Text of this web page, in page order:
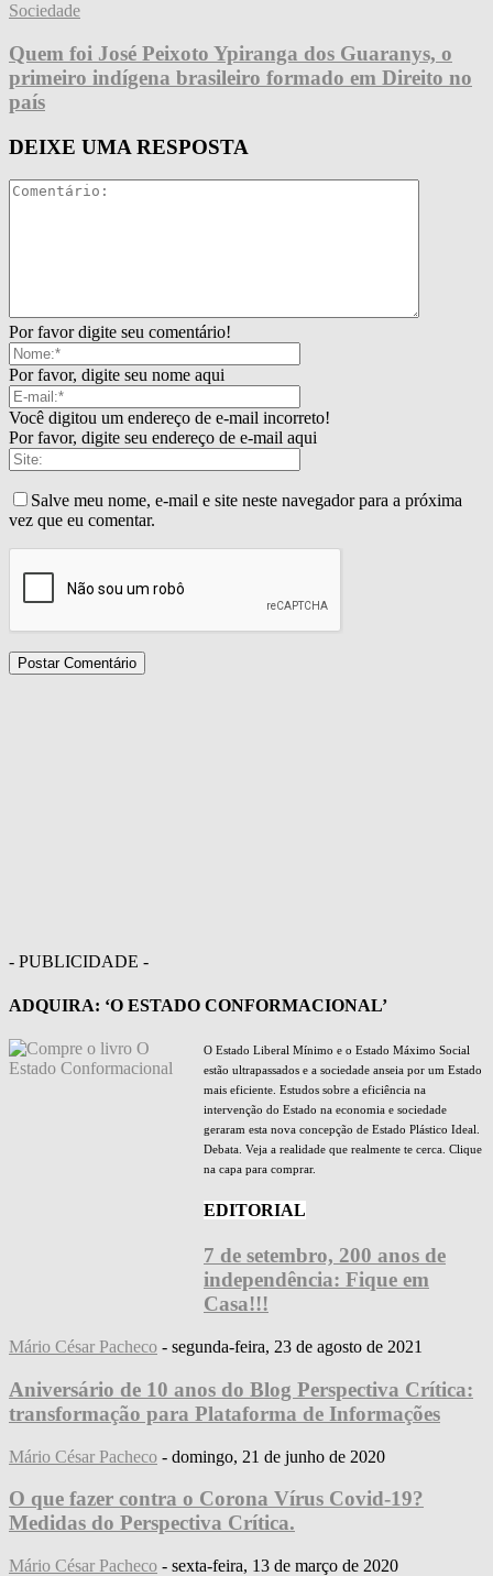
Sociedade
Quem foi José Peixoto Ypiranga dos Guaranys, o
primeiro indígena brasileiro formado em Direito no
país
DEIXE UMA RESPOSTA
Por favor digite seu comentário!
Por favor, digite seu nome aqui
Você digitou um endereço de e-mail incorreto!
Por favor, digite seu endereço de e-mail aqui
Salve meu nome, e-mail e site neste navegador para a próxima
vez que eu comentar.
- PUBLICIDADE -
ADQUIRA: ‘O ESTADO CONFORMACIONAL’
O Estado Liberal Mínimo e o Estado Máximo Social
estão ultrapassados e a sociedade anseia por um Estado
mais eficiente. Estudos sobre a eficiência na
intervenção do Estado na economia e sociedade
geraram esta nova concepção de Estado Plástico Ideal.
Debata. Veja a realidade que realmente te cerca. Clique
na capa para comprar.
EDITORIAL
7 de setembro, 200 anos de
independência: Fique em
Casa!!!
Mário César Pacheco - segunda-feira, 23 de agosto de 2021
Aniversário de 10 anos do Blog Perspectiva Crítica:
transformação para Plataforma de Informações
Mário César Pacheco - domingo, 21 de junho de 2020
O que fazer contra o Corona Vírus Covid-19?
Medidas do Perspectiva Crítica.
Mário César Pacheco - sexta-feira, 13 de março de 2020